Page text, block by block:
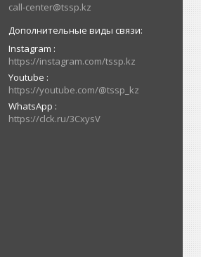
call-center@tssp.kz
Instagram
https://instagram.com/tssp.kz
Youtube
https://youtube.com/@tssp_kz
WhatsApp
https://clck.ru/3CxysV